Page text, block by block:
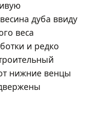
дуба ввиду
веса
и редко
нижние венцы